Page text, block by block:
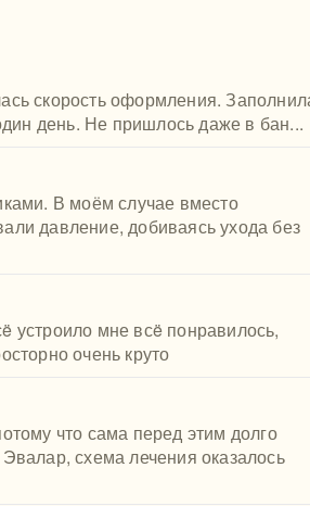
скорость оформления.
день. Не пришлось даже в бан...
В моём случае вместо
давление, добиваясь ухода без
устроило мне всë понравилось,
очень круто
что сама перед этим долго
схема лечения оказалось